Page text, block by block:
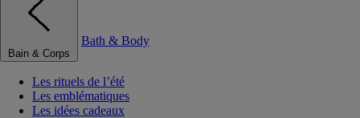
Bain & Corps
Bath & Body
Les rituels de l’été
Les emblématiques
Les idées cadeaux